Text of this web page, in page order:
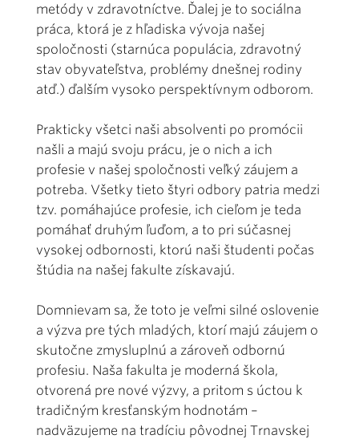
metódy v zdravotníctve. Ďalej je to sociálna
práca, ktorá je z hľadiska vývoja našej
spoločnosti (starnúca populácia, zdravotný
stav obyvateľstva, problémy dnešnej rodiny
atď.) ďalším vysoko perspektívnym odborom.
Prakticky všetci naši absolventi po promócii
našli a majú svoju prácu, je o nich a ich
profesie v našej spoločnosti veľký záujem a
potreba. Všetky tieto štyri odbory patria medzi
tzv. pomáhajúce profesie, ich cieľom je teda
pomáhať druhým ľuďom, a to pri súčasnej
vysokej odbornosti, ktorú naši študenti počas
štúdia na našej fakulte získavajú.
Domnievam sa, že toto je veľmi silné oslovenie
a výzva pre tých mladých, ktorí majú záujem o
skutočne zmysluplnú a zároveň odbornú
profesiu. Naša fakulta je moderná škola,
otvorená pre nové výzvy, a pritom s úctou k
tradičným kresťanským hodnotám –
nadväzujeme na tradíciu pôvodnej Trnavskej